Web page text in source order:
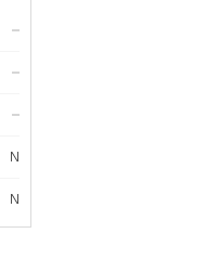
N
N